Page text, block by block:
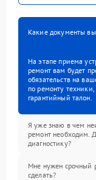
Какие документы вы
На этапе приема
ремонт вам будет
обязательств на
по ремонту
гарантийный талон.
Я уже знаю в чем
ремонт необходим.
диагностику?
Мне нужен срочный
сделать?